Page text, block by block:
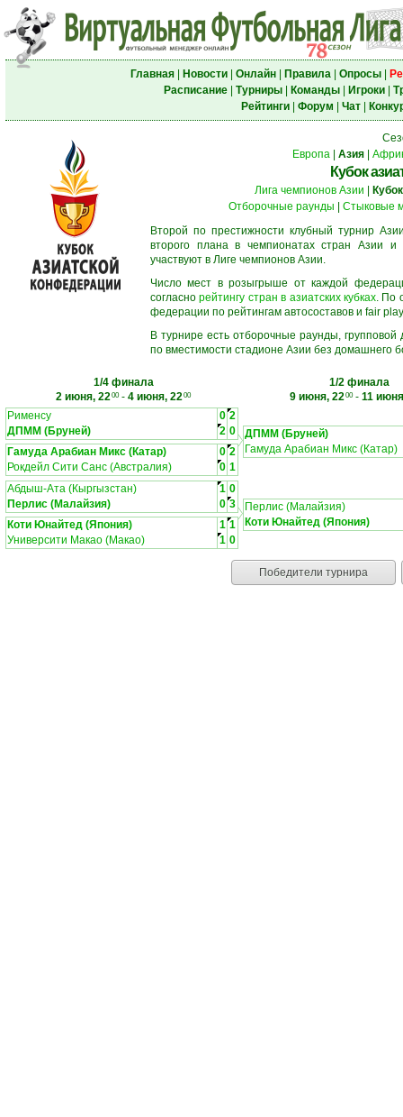
Главная| Новости| Онлайн| Правила| Опросы|
Расписание| Турниры| Команды| Игроки|
Рейтинги| Форум Чат|
Европа
Азия
Кубок
Лига чемпионов Азии
Отборочные раунды
Стыковые
Второй по престижности клубный турнир
второго плана в чемпионатах стран Азии
участвуют в Лиге чемпионов Азии.
Число мест в розыгрыше от каждой
согласнорейтингу стран в азиатских кубках. По
федерации по рейтингам автосоставов и fair
В турнире есть отборочные раунды,
по вместимости стадионе Азии без домашнего
1/4 финала
2 июня, 2200- 4 июня, 2200
1/2 финала
9 июня, 2200- 11
Рименсу
0 2
ДПММ (Бруней)
2 0
Гамуда Арабиан Микс (Катар)
0 2
Рокдейл Сити Санс (Австралия)
0 1
ДПММ (Бруней)
Гамуда Арабиан Микс (Катар)
Абдыш-Ата (Кыргызстан) 1 0
Перлис (Малайзия)
0 3
Коти Юнайтед (Япония)
1 1
Университи Макао (Макао)
1 0
Перлис (Малайзия)
Коти Юнайтед (Япония)
Победители турнира